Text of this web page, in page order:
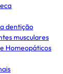
dentição
musculares
Homeopáticos